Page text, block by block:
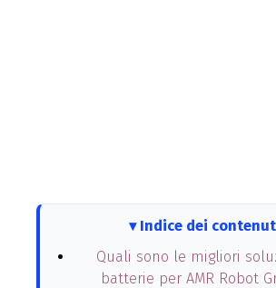
Indice dei
Quali sono le migliori
batterie per AMR Robot